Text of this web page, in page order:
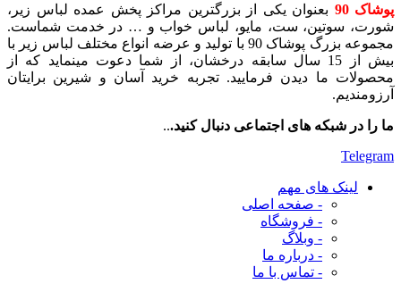
پوشاک 90
بعنوان یکی از بزرگترین مراکز پخش عمده لباس زیر،
شورت، سوتین، ست، مایو، لباس خواب و … در خدمت شماست.
مجموعه بزرگ پوشاک 90 با تولید و عرضه انواع مختلف لباس زیر با
بیش از 15 سال سابقه درخشان، از شما دعوت مینماید که از
محصولات ما دیدن فرمایید. تجربه خرید آسان و شیرین برایتان
آرزومندیم.
ما را در شبکه های اجتماعی دنبال کنید...
Telegram
لینک های مهم
- صفحه اصلی
- فروشگاه
- وبلاگ
- درباره ما
- تماس با ما